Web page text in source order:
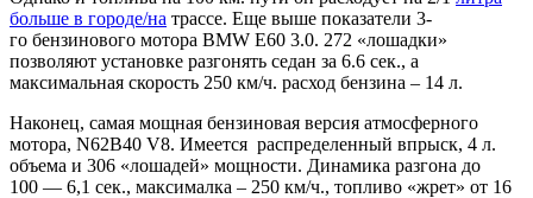
больше в городе/на трассе. Еще выше показатели 3-
го бензинового мотора BMW E60 3.0. 272 «лошадки»
позволяют установке разгонять седан за 6.6 сек., а
максимальная скорость 250 км/ч. расход бензина – 14 л.
Наконец, самая мощная бензиновая версия атмосферного
мотора, N62B40 V8. Имеется распределенный впрыск, 4 л.
объема и 306 «лошадей» мощности. Динамика разгона до
100 — 6,1 сек., максималка – 250 км/ч., топливо «жрет» от 16